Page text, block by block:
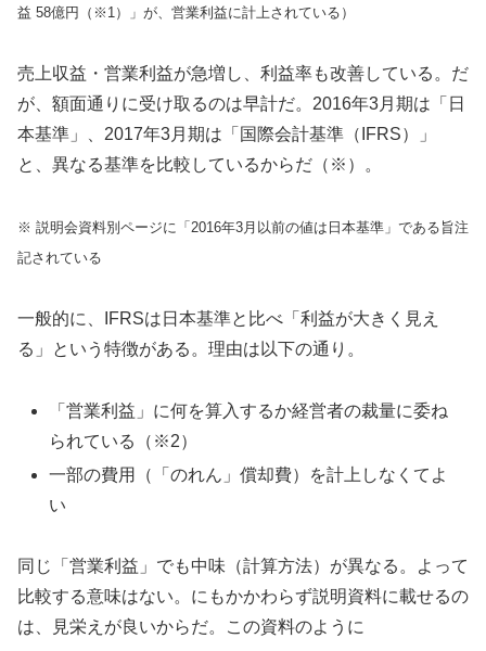
益 58億円（※1）」が、営業利益に計上されている）
売上収益・営業利益が急増し、利益率も改善している。だ
が、額面通りに受け取るのは早計だ。2016年3月期は「日
本基準」、2017年3月期は「国際会計基準（IFRS）」
と、異なる基準を比較しているからだ（※）。
※ 説明会資料別ページに「2016年3月以前の値は日本基準」である旨注
記されている
一般的に、IFRSは日本基準と比べ「利益が大きく見え
る」という特徴がある。理由は以下の通り。
「営業利益」に何を算入するか経営者の裁量に委ね
られている（※2）
一部の費用（「のれん」償却費）を計上しなくてよ
い
同じ「営業利益」でも中味（計算方法）が異なる。よって
比較する意味はない。にもかかわらず説明資料に載せるの
は、見栄えが良いからだ。この資料のように